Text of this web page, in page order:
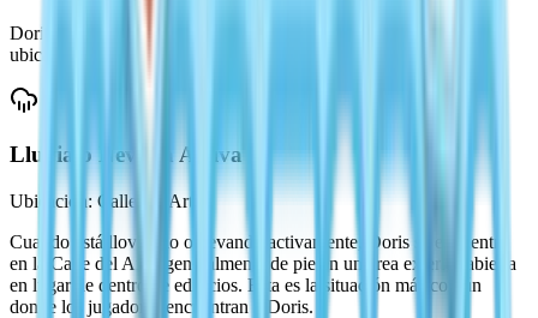
Doris aparece solo durante eventos climáticos especiales. Su
ubicación cambia según el clima activo en ese momento.
Lluvia o Nevada Activa
Ubicación: Calle del Arte
Cuando está lloviendo o nevando activamente, Doris se encuentra
en la Calle del Arte, generalmente de pie en un área exterior abierta
en lugar de dentro de edificios. Esta es la situación más común
donde los jugadores encuentran a Doris.